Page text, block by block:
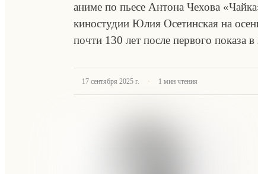
аниме по пьесе Антона Чехова
киностудии Юлия Осетинская на
почти 130 лет после первого показа
17 сентября 2025 г. · 1 мин чтения